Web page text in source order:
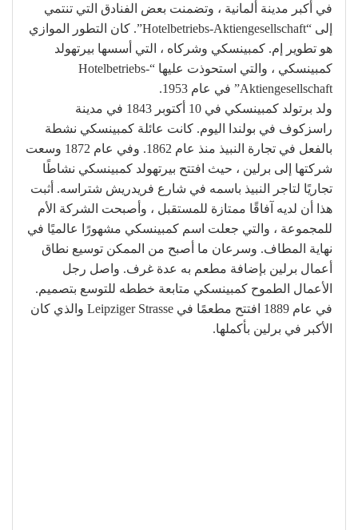
في أكبر مدينة ألمانية ، وتضمنت بعض الفنادق التي تنتمي
إلى “Hotelbetriebs-Aktiengesellschaft”. كان التطور الموازي
هو تطوير إم. كمبينسكي وشركاه ، التي أسسها بيرتهولد
كمبينسكي ، والتي استحوذت عليها “Hotelbetriebs-
Aktiengesellschaft” في عام 1953.
ولد برتولد كمبينسكي في 10 أكتوبر 1843 في مدينة
راسزكوف في بولندا اليوم. كانت عائلة كمبينسكي نشطة
بالفعل في تجارة النبيذ منذ عام 1862. وفي عام 1872 وسعت
شركتها إلى برلين ، حيث افتتح بيرتهولد كمبينسكي نشاطًا
تجاريًا لتاجر النبيذ باسمه في شارع فريدريش شتراسه. أثبت
هذا أن لديه آفاقًا ممتازة للمستقبل ، وأصبحت الشركة الأم
للمجموعة ، والتي جعلت اسم كمبينسكي مشهورًا عالميًا في
نهاية المطاف. وسرعان ما أصبح من الممكن توسيع نطاق
أعمال برلين بإضافة مطعم به عدة غرف. واصل رجل
الأعمال الطموح كمبينسكي متابعة خططه للتوسع بتصميم.
في عام 1889 افتتح مطعمًا في Leipziger Strasse والذي كان
الأكبر في برلين بأكملها.